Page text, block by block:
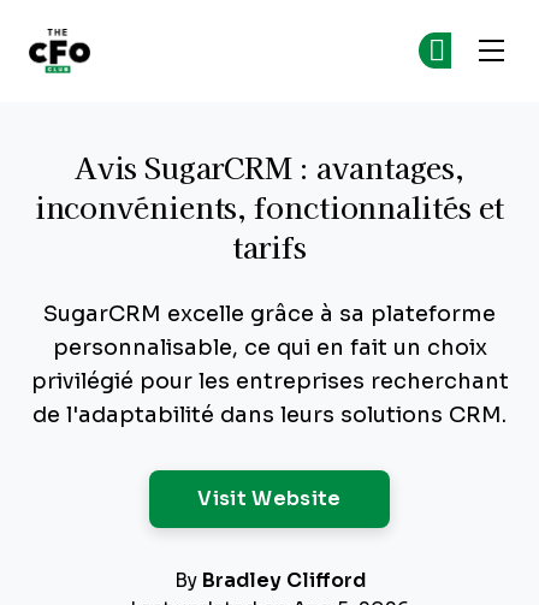
Avis SugarCRM : avantages,
inconvénients, fonctionnalités et
tarifs
SugarCRM excelle grâce à sa plateforme
personnalisable, ce qui en fait un choix
privilégié pour les entreprises recherchant
de l'adaptabilité dans leurs solutions CRM.
Visit Website
By Bradley Clifford